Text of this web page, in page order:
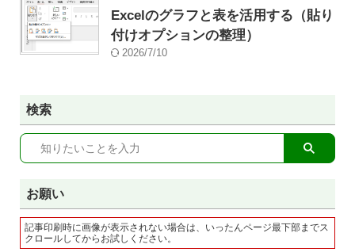
Excelのグラフと表を活用する（貼り
付けオプションの整理）
2026/7/10
検索
お願い
記事印刷時に画像が表示されない場合は、いったんページ最下部までス
クロールしてからお試しください。